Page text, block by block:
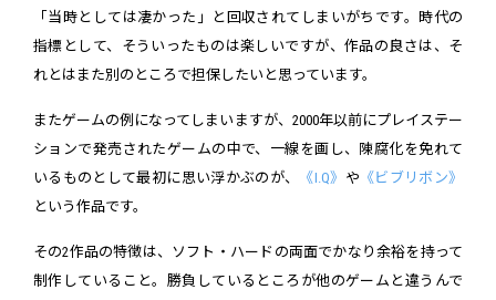
「当時としては凄かった」と回収されてしまいがちです。時代の
指標として、そういったものは楽しいですが、作品の良さは、そ
れとはまた別のところで担保したいと思っています。
またゲームの例になってしまいますが、2000年以前にプレイステー
ションで発売されたゲームの中で、一線を画し、陳腐化を免れて
いるものとして最初に思い浮かぶのが、
《I.Q》 や 《ビブリボン》
という作品です。
その2作品の特徴は、ソフト・ハードの両面でかなり余裕を持って
制作していること。勝負しているところが他のゲームと違うんで